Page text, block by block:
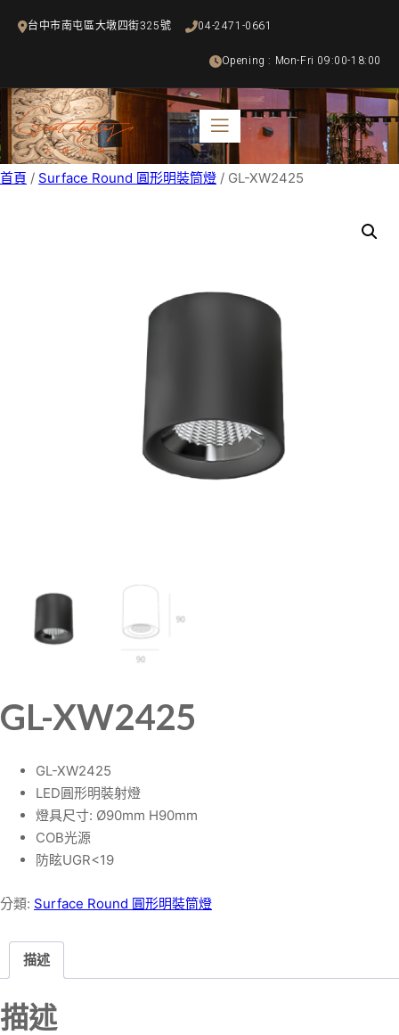
內
容
台中市南屯區大墩四街325號 04-2471-0661
Opening : Mon-Fri 09:00-18:00
首頁 / Surface Round 圓形明裝筒燈 / GL-XW2425
GL-XW2425
GL-XW2425
LED圓形明裝射燈
燈具尺寸: Ø90mm H90mm
COB光源
防眩UGR<19
分類: Surface Round 圓形明裝筒燈
描述
描述